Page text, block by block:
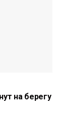
на берегу